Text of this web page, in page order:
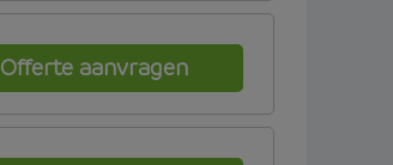
Offerte aanvragen